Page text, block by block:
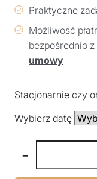
Praktyczne
Możliwość
bezpośrednio
umowy
Stacjonarnie czy
Wybierz datę
−